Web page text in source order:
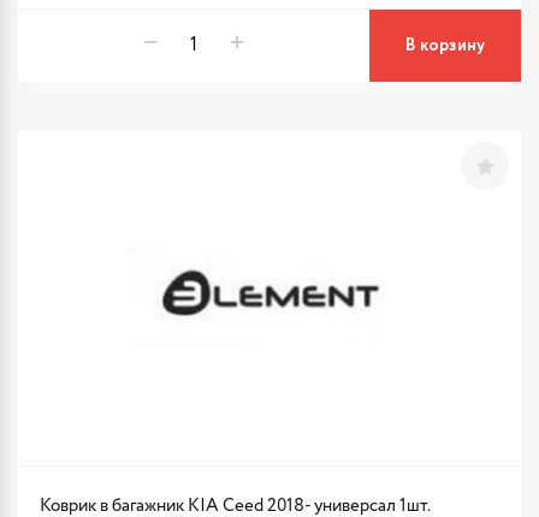
В корзину
Коврик в багажник KIA Ceed 2018- универсал 1шт.